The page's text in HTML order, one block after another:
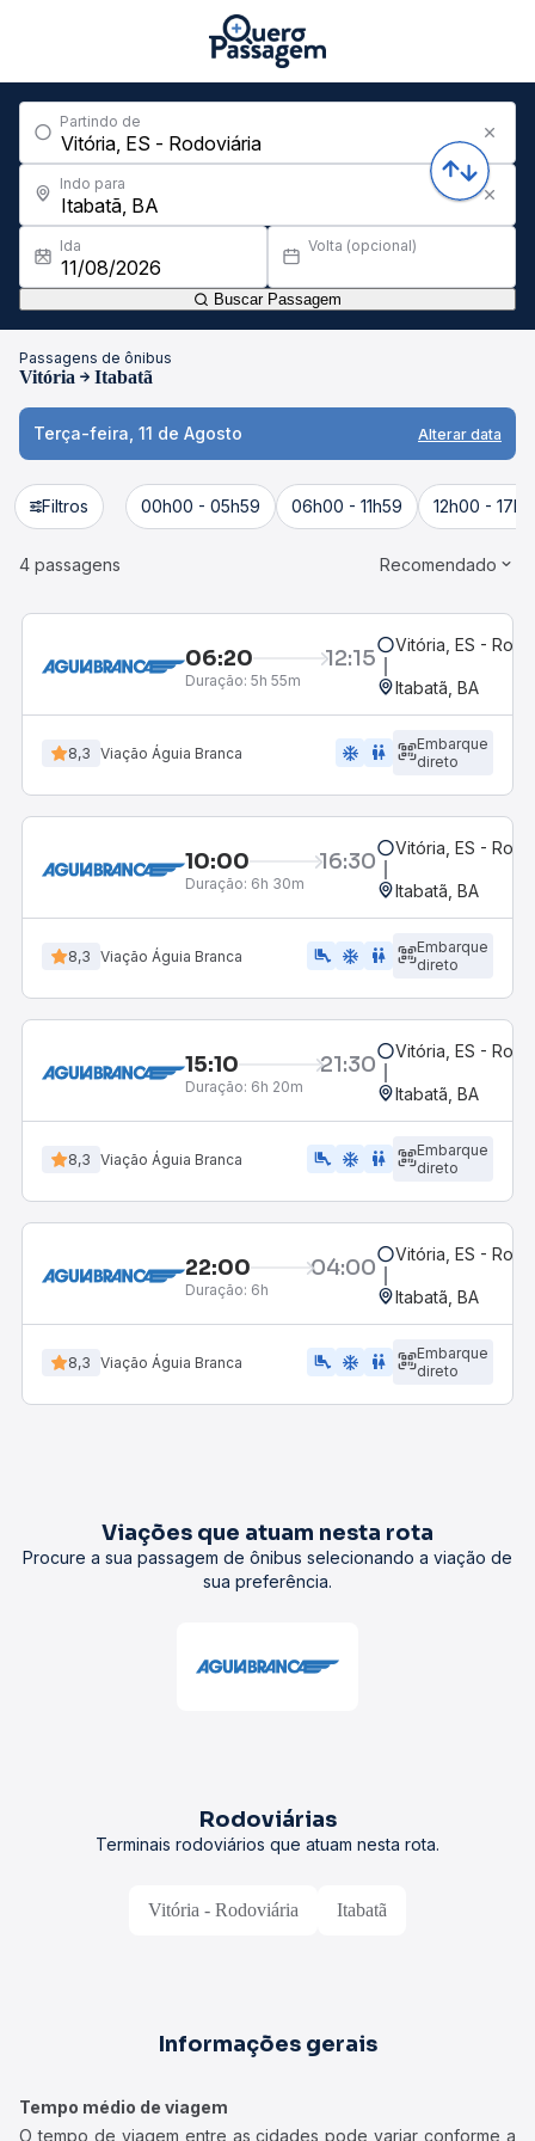
Partindo de
Indo para
Ida Volta (opcional)
Buscar Passagem
Passagens de ônibus
Vitória Itabatã
Terça-feira, 11 de Agosto Alterar data
Filtros 00h00 - 05h59 06h00 - 11h59 12h00 -
4 passagens Recomendado
06:20 12:15
Duração: 5h 55m
Vitória, ES -
Itabatã, BA
8,3 Viação Águia Branca ac_unit wc
Embarque
direto
10:00 16:30
Duração: 6h 30m
Vitória, ES -
Itabatã, BA
8,3 Viação Águia Branca airline_seat_legroom_extra ac_unit WC
Embarque
direto
15:10 21:30
Duração: 6h 20m
Vitória, ES -
Itabatã, BA
8,3 Viação Águia Branca airline_seat_legroom_extra ac_unit WC
Embarque
direto
22:00 04:00
Duração: 6h
Vitória, ES -
Itabatã, BA
8,3 Viação Águia Branca airline_seat_legroom_extra ac_unit WC
Embarque
direto
Viações que atuam nesta rota
Procure a sua passagem de ônibus selecionando a viação de
sua preferência.
Rodoviárias
Terminais rodoviários que atuam nesta rota.
Vitória - Rodoviária Itabatã
Informações gerais
Tempo médio de viagem
O tempo de viagem entre as cidades pode variar conforme a